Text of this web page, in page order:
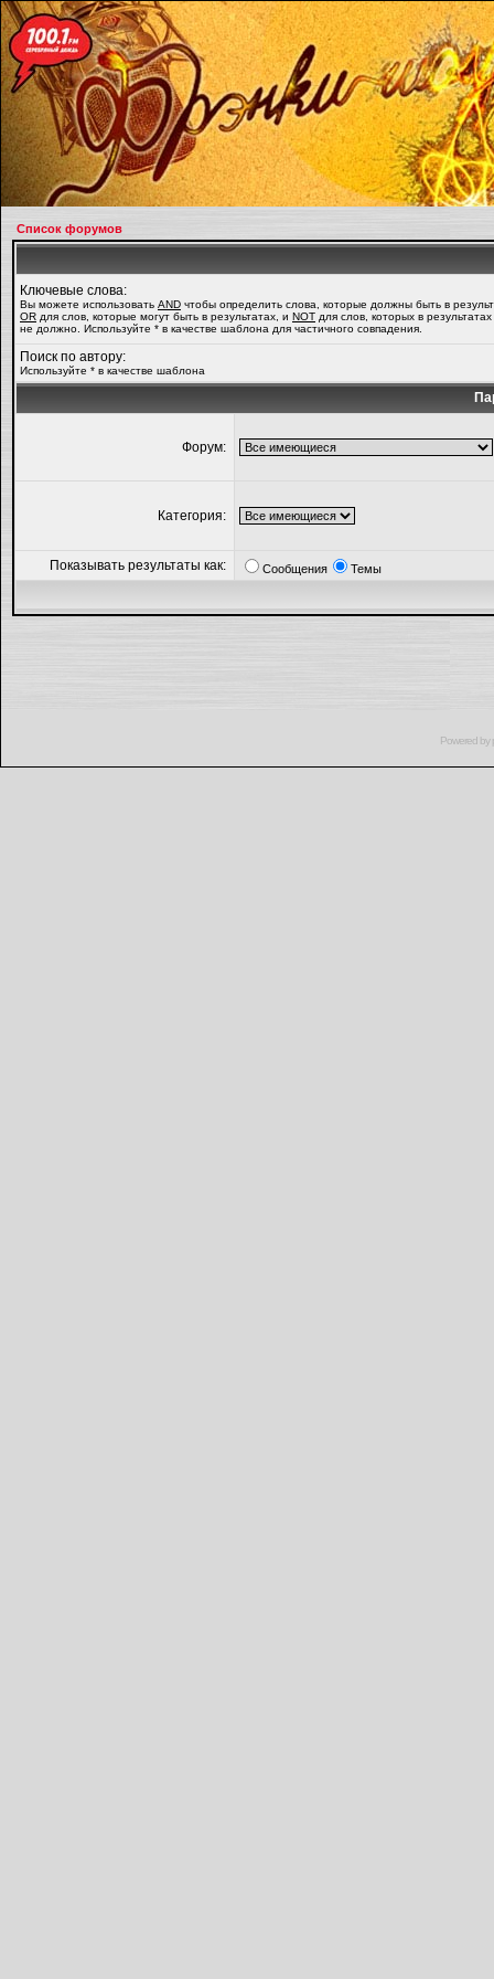
Список форумов
Ключевые слова:
Вы можете использовать AND чтобы определить слова, которые должны быть в
OR для слов, которые могут быть в результатах, и NOT для слов, которых в
не должно. Используйте * в качестве шаблона для частичного совпадения.
Поиск по автору:
Используйте * в качестве шаблона
Форум:
Категория:
Показывать результаты как: Сообщения Темы
Powered by